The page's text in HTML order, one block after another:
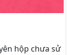
hộp chưa sử